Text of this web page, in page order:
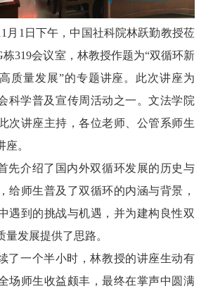
月1日下午，中国社科院林跃勤教授莅
319会议室，林教授作题为“双循环新
质量发展”的专题讲座。此次讲座为
科学普及宣传周活动之一。文法学院
次讲座主持，各位老师、公管系师生
。
先介绍了国内外双循环发展的历史与
给师生普及了双循环的内涵与背景，
遇到的挑战与机遇，并为建构良性双
发展提供了思路。
了一个半小时，林教授的讲座生动有
场师生收益颇丰，最终在掌声中圆满